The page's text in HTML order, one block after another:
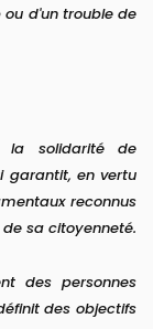
d'un trouble de
la solidarité de
garantit, en vertu
reconnus
sa citoyenneté.
des personnes
des objectifs